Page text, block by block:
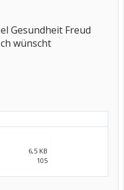
Gesundheit Freud
wünscht
6,5 KB
105